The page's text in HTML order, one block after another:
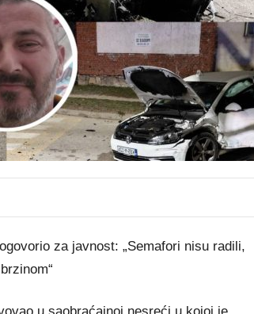
za javnost: „Semafori nisu radili,